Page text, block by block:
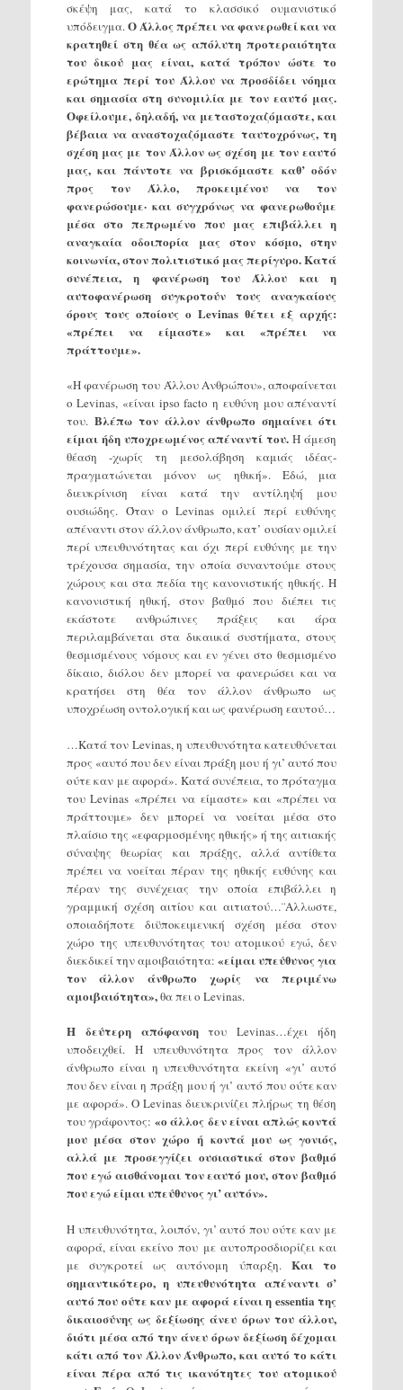
σκέψη μας, κατά το κλασσικό ουμανιστικό
υπόδειγμα. Ο Άλλος πρέπει να φανερωθεί και να
κρατηθεί στη θέα ως απόλυτη προτεραιότητα
του δικού μας είναι, κατά τρόπον ώστε το
ερώτημα περί του Άλλου να προσδίδει νόημα
και σημασία στη συνομιλία με τον εαυτό μας.
Οφείλουμε, δηλαδή, να μεταστοχαζόμαστε, και
βέβαια να αναστοχαζόμαστε ταυτοχρόνως, τη
σχέση μας με τον Άλλον ως σχέση με τον εαυτό
μας, και πάντοτε να βρισκόμαστε καθ’ οδόν
προς τον Άλλο, προκειμένου να τον
φανερώσουμε· και συγχρόνως να φανερωθούμε
μέσα στο πεπρωμένο που μας επιβάλλει η
αναγκαία οδοιπορία μας στον κόσμο, στην
κοινωνία, στον πολιτιστικό μας περίγυρο. Κατά
συνέπεια, η φανέρωση του Άλλου και η
αυτοφανέρωση συγκροτούν τους αναγκαίους
όρους τους οποίους ο Levinas θέτει εξ αρχής:
«πρέπει να είμαστε» και «πρέπει να
πράττουμε».
«Η φανέρωση του Άλλου Ανθρώπου», αποφαίνεται
ο Levinas, «είναι ipso facto η ευθύνη μου απέναντί
του. Βλέπω τον άλλον άνθρωπο σημαίνει ότι
είμαι ήδη υποχρεωμένος απέναντί του. Η άμεση
θέαση -χωρίς τη μεσολάβηση καμιάς ιδέας-
πραγματώνεται μόνον ως ηθική». Εδώ, μια
διευκρίνιση είναι κατά την αντίληψή μου
ουσιώδης. Όταν ο Levinas ομιλεί περί ευθύνης
απέναντι στον άλλον άνθρωπο, κατ’ ουσίαν ομιλεί
περί υπευθυνότητας και όχι περί ευθύνης με την
τρέχουσα σημασία, την οποία συναντούμε στους
χώρους και στα πεδία της κανονιστικής ηθικής. Η
κανονιστική ηθική, στον βαθμό που διέπει τις
εκάστοτε ανθρώπινες πράξεις και άρα
περιλαμβάνεται στα δικαιικά συστήματα, στους
θεσμισμένους νόμους και εν γένει στο θεσμισμένο
δίκαιο, διόλου δεν μπορεί να φανερώσει και να
κρατήσει στη θέα τον άλλον άνθρωπο ως
υποχρέωση οντολογική και ως φανέρωση εαυτού…
…Κατά τον Levinas, η υπευθυνότητα κατευθύνεται
προς «αυτό που δεν είναι πράξη μου ή γι’ αυτό που
ούτε καν με αφορά». Κατά συνέπεια, το πρόταγμα
του Levinas «πρέπει να είμαστε» και «πρέπει να
πράττουμε» δεν μπορεί να νοείται μέσα στο
πλαίσιο της «εφαρμοσμένης ηθικής» ή της αιτιακής
σύναψης θεωρίας και πράξης, αλλά αντίθετα
πρέπει να νοείται πέραν της ηθικής ευθύνης και
πέραν της συνέχειας την οποία επιβάλλει η
γραμμική σχέση αιτίου και αιτιατού…¨Αλλωστε,
οποιαδήποτε διϋποκειμενική σχέση μέσα στον
χώρο της υπευθυνότητας του ατομικού εγώ, δεν
διεκδικεί την αμοιβαιότητα:«είμαι υπεύθυνος για
τον άλλον άνθρωπο χωρίς να περιμένω
αμοιβαιότητα»,θα πει ο Levinas.
Η δεύτερη απόφανσητου Levinas…έχει ήδη
υποδειχθεί. Η υπευθυνότητα προς τον άλλον
άνθρωπο είναι η υπευθυνότητα εκείνη «γι’ αυτό
που δεν είναι η πράξη μου ή γι’ αυτό που ούτε καν
με αφορά». Ο Levinas διευκρινίζει πλήρως τη θέση
του γράφοντος: «ο άλλος δεν είναι απλώς κοντά
μου μέσα στον χώρο ή κοντά μου ως γονιός,
αλλά με προσεγγίζει ουσιαστικά στον βαθμό
που εγώ αισθάνομαι τον εαυτό μου, στον βαθμό
που εγώ είμαι υπεύθυνος γι’ αυτόν».
Η υπευθυνότητα, λοιπόν, γι’ αυτό που ούτε καν με
αφορά, είναι εκείνο που με αυτοπροσδιορίζει και
με συγκροτεί ως αυτόνομη ύπαρξη.Και το
σημαντικότερο, η υπευθυνότητα απέναντι σ’
αυτό που ούτε καν με αφορά είναι η essentia της
δικαιοσύνης ως δεξίωσης άνευ όρων του άλλου,
διότι μέσα από την άνευ όρων δεξίωση δέχομαι
κάτι από τον Άλλον Άνθρωπο, και αυτό το κάτι
είναι πέρα από τις ικανότητες του ατομικού